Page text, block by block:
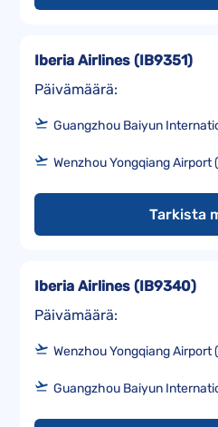
Päivämäärä:
Iberia Airlines (IB9351)
Guangzhou Baiyun
Wenzhou Yongqiang Airport
Tarkista
Päivämäärä:
Iberia Airlines (IB9340)
Wenzhou Yongqiang Airport
Guangzhou Baiyun